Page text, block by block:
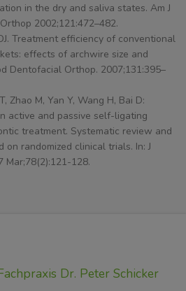
in the dry and saliva states. Am J
2002;121:472–482.
Treatment efficiency of conventional
effects of archwire size and
Dentofacial Orthop. 2007;131:395–
Zhao M, Yan Y, Wang H, Bai D:
active and passive self-ligating
treatment. Systematic review and
on randomized clinical trials. In: J
Mar;78(2):121-128.
Dr. Peter Schicker